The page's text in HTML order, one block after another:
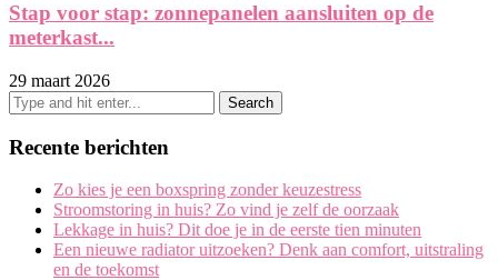
Stap voor stap: zonnepanelen aansluiten op de
meterkast...
29 maart 2026
Recente berichten
Zo kies je een boxspring zonder keuzestress
Stroomstoring in huis? Zo vind je zelf de oorzaak
Lekkage in huis? Dit doe je in de eerste tien minuten
Een nieuwe radiator uitzoeken? Denk aan comfort, uitstraling
en de toekomst